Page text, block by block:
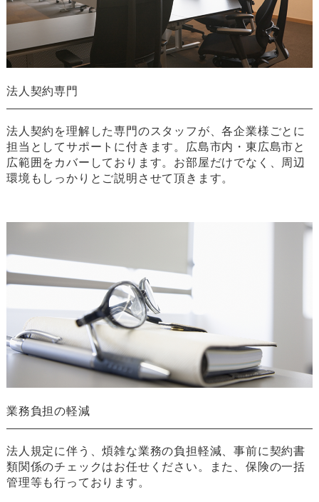
法人契約専門
法人契約を理解した専門のスタッフが、各企業様ごとに
担当としてサポートに付きます。広島市内・東広島市と
広範囲をカバーしております。お部屋だけでなく、周辺
環境もしっかりとご説明させて頂きます。
業務負担の軽減
法人規定に伴う、煩雑な業務の負担軽減、事前に契約書
類関係のチェックはお任せください。また、保険の一括
管理等も行っております。